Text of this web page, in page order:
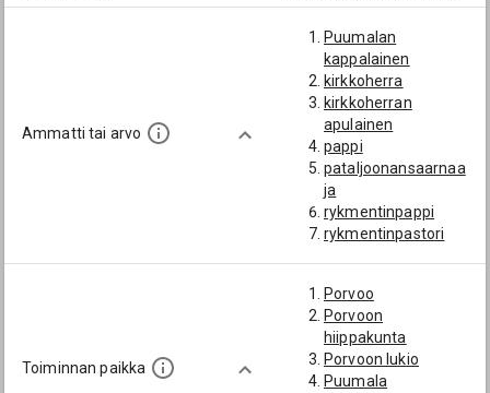
Ammatti tai arvo
Puumalan
kappalainen
kirkkoherra
kirkkoherran
apulainen
pappi
pataljoonansaarnaa
ja
rykmentinpappi
rykmentinpastori
Toiminnan paikka
Porvoo
Porvoon
hiippakunta
Porvoon lukio
Puumala